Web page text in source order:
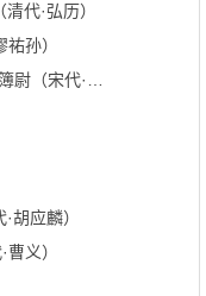
代·弘历）
孙）
代·虞俦）
胡应麟）
义）